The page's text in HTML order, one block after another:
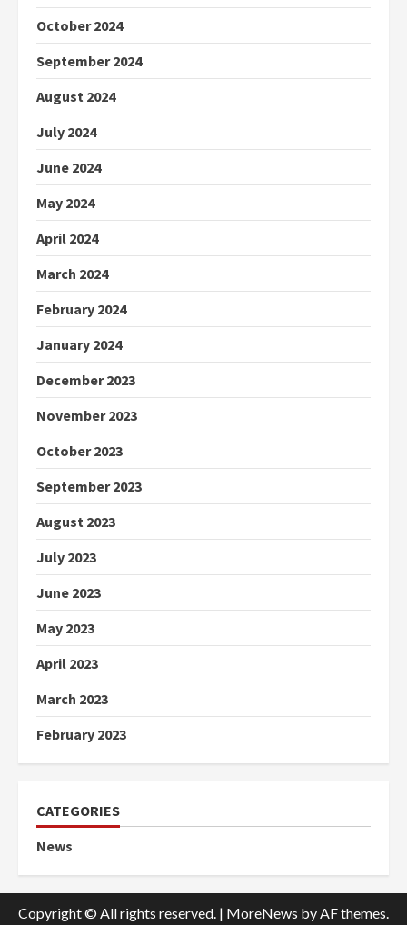
October 2024
September 2024
August 2024
July 2024
June 2024
May 2024
April 2024
March 2024
February 2024
January 2024
December 2023
November 2023
October 2023
September 2023
August 2023
July 2023
June 2023
May 2023
April 2023
March 2023
February 2023
CATEGORIES
News
Copyright © All rights reserved. | MoreNews by AF themes.